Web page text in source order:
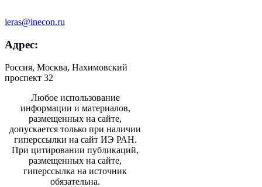
ieras@inecon.ru
Адрес:
Россия, Москва, Нахимовский
проспект 32
Любое использование
информации и материалов,
размещенных на сайте,
допускается только при наличии
гиперссылки на сайт ИЭ РАН.
При цитировании публикаций,
размещенных на сайте,
гиперссылка на источник
обязательна.